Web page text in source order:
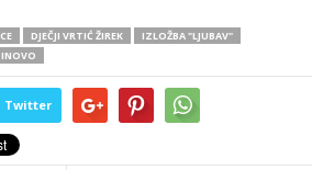
DJEČJI VRTIĆ ŽIREK
IZLOŽBA "LJUBAV"
Twitter